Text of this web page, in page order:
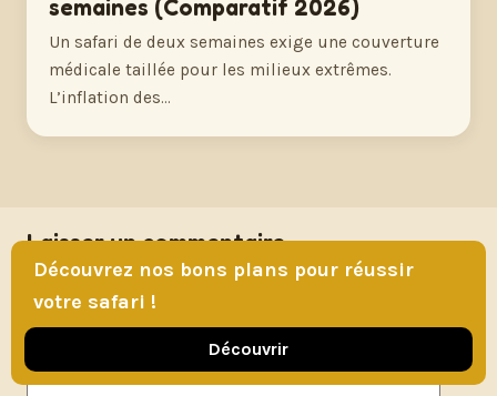
semaines (Comparatif 2026)
Un safari de deux semaines exige une couverture
médicale taillée pour les milieux extrêmes.
L’inflation des…
Laisser un commentaire
Votre adresse e-mail ne sera pas publiée. Les
champs obligatoires sont indiqués avec
Commentaire
Découvrez nos bons plans pour réussir
votre safari !
Découvrir